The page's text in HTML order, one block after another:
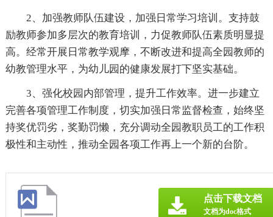
2、加强教师队伍建设，加强日常学习培训。支持鼓
励教师参加多层次的教育培训，力促教师队伍素质明显提
高。经常开展日常教学观摩，不断改进和提高全园教师的
幼教管理水平，为幼儿园的健康发展打下坚实基础。
3、强化校园内部管理，提升工作效率。进一步建立
完善各项管理工作制度，切实加强日常监督检查，始终坚
持奖优罚劣，奖勤罚懒，充分调动全园教职员工的工作积
极性和主动性，推动全园各项工作再上一个新的台阶。
点击下载文档
文档为doc格式